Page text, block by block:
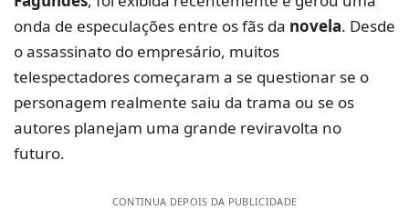
onda de especulações entre os fãs da novela. Desde
o assassinato do empresário, muitos
telespectadores começaram a se questionar se o
personagem realmente saiu da trama ou se os
autores planejam uma grande reviravolta no
futuro.
CONTINUA DEPOIS DA PUBLICIDADE